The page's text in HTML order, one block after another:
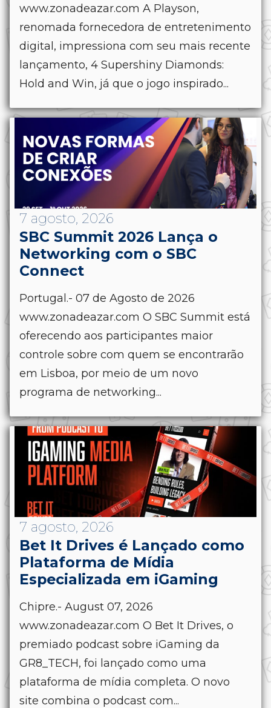
www.zonadeazar.com A Playson,
renomada fornecedora de entretenimento
digital, impressiona com seu mais recente
lançamento, 4 Supershiny Diamonds:
Hold and Win, já que o jogo inspirado...
7 agosto, 2026
SBC Summit 2026 Lança o
Networking com o SBC
Connect
Portugal.- 07 de Agosto de 2026
www.zonadeazar.com O SBC Summit está
oferecendo aos participantes maior
controle sobre com quem se encontrarão
em Lisboa, por meio de um novo
programa de networking...
7 agosto, 2026
Bet It Drives é Lançado como
Plataforma de Mídia
Especializada em iGaming
Chipre.- August 07, 2026
www.zonadeazar.com O Bet It Drives, o
premiado podcast sobre iGaming da
GR8_TECH, foi lançado como uma
plataforma de mídia completa. O novo
site combina o podcast com...